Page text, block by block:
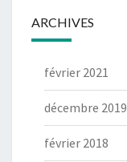
ARCHIVES
février 2021
décembre 2019
février 2018